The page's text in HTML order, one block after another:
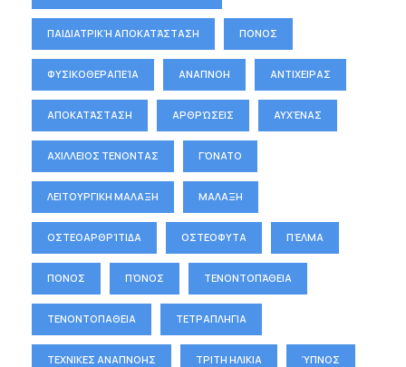
ΠΑΙΔΙΑΤΡΙΚΉ ΑΠΟΚΑΤΆΣΤΑΣΗ ΠΟΝΟΣ
ΦΥΣΙΚΟΘΕΡΑΠΕΊΑ ΑΝΑΠΝΟΗ ΑΝΤΙΧΕΙΡΑΣ
ΑΠΟΚΑΤΆΣΤΑΣΗ ΑΡΘΡΏΣΕΙΣ ΑΥΧΈΝΑΣ
ΑΧΙΛΛΕΙΟΣ ΤΕΝΟΝΤΑΣ ΓΌΝΑΤΟ
ΛΕΙΤΟΥΡΓΙΚΗ ΜΑΛΑΞΗ ΜΑΛΑΞΗ
ΟΣΤΕΟΑΡΘΡΊΤΙΔΑ ΟΣΤΕΟΦΥΤΑ ΠΈΛΜΑ
ΠΟΝΟΣ ΠΌΝΟΣ ΤΕΝΟΝΤΟΠΆΘΕΙΑ
ΤΕΝΟΝΤΟΠΑΘΕΙΑ ΤΕΤΡΑΠΛΗΓΙΑ
ΤΕΧΝΙΚΕΣ ΑΝΑΠΝΟΗΣ ΤΡΙΤΗ ΗΛΙΚΙΑ ΎΠΝΟΣ